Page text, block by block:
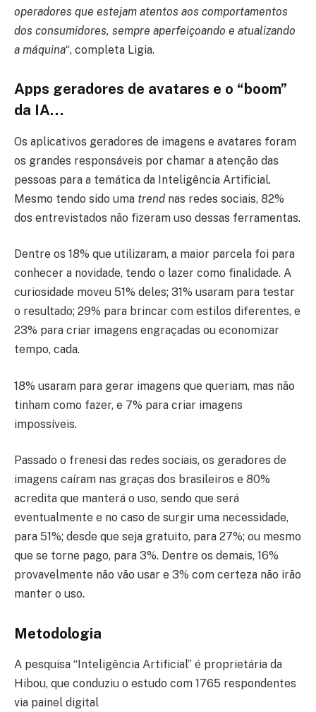
operadores que estejam atentos aos comportamentos
dos consumidores, sempre aperfeiçoando e atualizando
a máquina“, completa Ligia.
Apps geradores de avatares e o “boom”
da IA…
Os aplicativos geradores de imagens e avatares foram
os grandes responsáveis por chamar a atenção das
pessoas para a temática da Inteligência Artificial.
Mesmo tendo sido uma trend nas redes sociais, 82%
dos entrevistados não fizeram uso dessas ferramentas.
Dentre os 18% que utilizaram, a maior parcela foi para
conhecer a novidade, tendo o lazer como finalidade. A
curiosidade moveu 51% deles; 31% usaram para testar
o resultado; 29% para brincar com estilos diferentes, e
23% para criar imagens engraçadas ou economizar
tempo, cada.
18% usaram para gerar imagens que queriam, mas não
tinham como fazer, e 7% para criar imagens
impossíveis.
Passado o frenesi das redes sociais, os geradores de
imagens caíram nas graças dos brasileiros e 80%
acredita que manterá o uso, sendo que será
eventualmente e no caso de surgir uma necessidade,
para 51%; desde que seja gratuito, para 27%; ou mesmo
que se torne pago, para 3%. Dentre os demais, 16%
provavelmente não vão usar e 3% com certeza não irão
manter o uso.
Metodologia
A pesquisa “Inteligência Artificial” é proprietária da
Hibou, que conduziu o estudo com 1765 respondentes
via painel digital